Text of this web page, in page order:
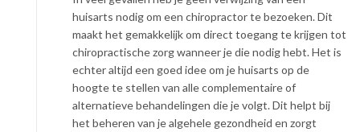
huisarts nodig om een chiropractor te bezoeken. Dit
maakt het gemakkelijk om direct toegang te krijgen tot
chiropractische zorg wanneer je die nodig hebt. Het is
echter altijd een goed idee om je huisarts op de
hoogte te stellen van alle complementaire of
alternatieve behandelingen die je volgt. Dit helpt bij
het beheren van je algehele gezondheid en zorgt